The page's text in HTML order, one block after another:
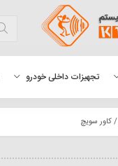
تجهیزات داخلی خودرو
/ کاور سویچ